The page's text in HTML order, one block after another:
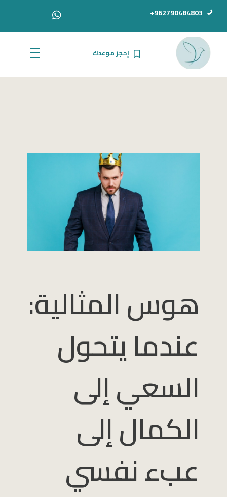
962790484803+
الدكتور أحمد سامي دبور
إحجز موعدك
هوس المثالية:
عندما يتحول
السعي إلى
الكمال إلى
عبء نفسي